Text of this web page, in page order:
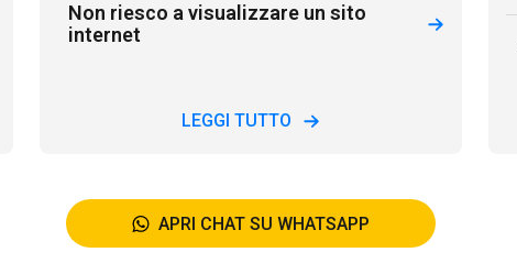
Non riesco a visualizzare un sito
internet
LEGGI TUTTO
APRI CHAT SU WHATSAPP